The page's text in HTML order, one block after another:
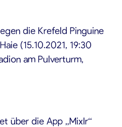
die Krefeld Pinguine
(15.10.2021, 19:30
am Pulverturm,
über die App „Mixlr“